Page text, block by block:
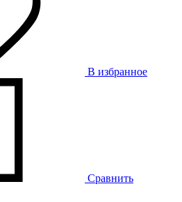
В избранное
Сравнить